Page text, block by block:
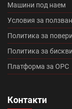
Румба (0)
Промоция
Континентал
Машини под наем
Условия за
Политика за
Политика за
Платформа за ОРС
Контакти